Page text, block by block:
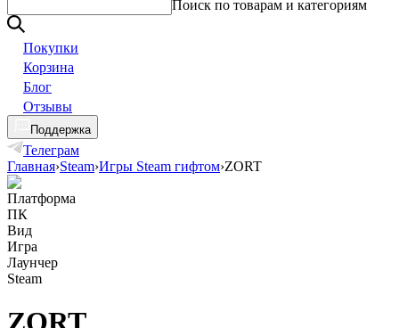
Поиск по товарам и категориям
Покупки
Корзина
Блог
Отзывы
Поддержка
Телеграм
Главная›Steam›Игры Steam гифтом›ZORT
Платформа
ПК
Вид
Игра
Лаунчер
Steam